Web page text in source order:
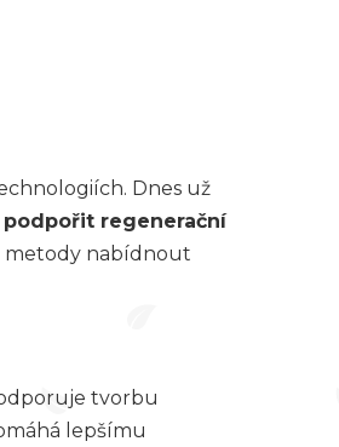
Dnes už
regenerační
metody nabídnout
tvorbu
lepšímu